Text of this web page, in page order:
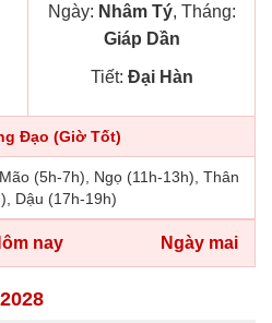
Ngày: Nhâm Tý, Tháng:
Giáp Dần
Tiết: Đại Hàn
Đạo (Giờ Tốt)
(5h-7h), Ngọ (11h-13h), Thân
Dậu (17h-19h)
nay Ngày mai